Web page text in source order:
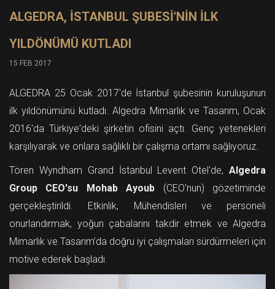
ALGEDRA, İSTANBUL ŞUBESİ'NİN İLK
YILDÖNÜMÜ KUTLADI
15 FEB 2017
ALGEDRA 25 Ocak 2017'de İstanbul şubesinin kuruluşunun
ilk yıldönümünü kutladı. Algedra Mimarlık ve Tasarım, Ocak
2016'da Türkiye'deki şirketin ofisini açtı. Genç yetenekleri
karşılıyarak ve onlara sağlıklı bir çalışma ortamı sağlıyoruz.
Tören Wyndham Grand İstanbul Levent Otel'de, Algedra
Group CEO'su Mohab Ayoub (CEO'nun) gözetiminde
gerçekleştirildi. Etkinlik, Mühendisleri ve personeli
onurlandırmak, yoğun çabalarını takdir etmek ve Algedra
Mimarlık ve Tasarım’da doğru iyi çalışmaları sürdürmeleri için
motive ederek başladı.